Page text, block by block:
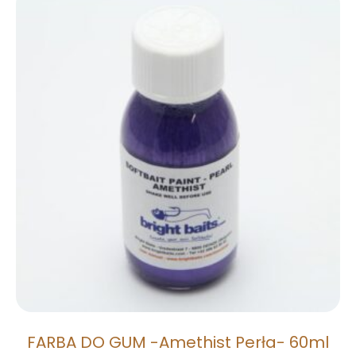
FARBA DO GUM -Amethist Perła- 60ml